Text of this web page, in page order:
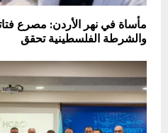
مأساة في نهر الأردن: مصرع
والشرطة الفلسطينية تحقق